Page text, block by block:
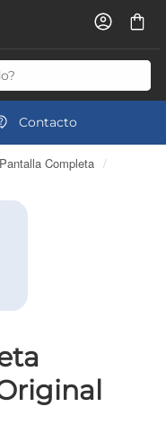
Contacto
Pantalla Completa /